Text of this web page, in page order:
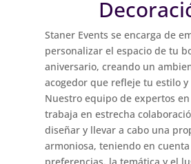
Staner Events se encarga de
personalizar el espacio de tu
aniversario, creando un
acogedor que refleje tu estilo
Nuestro equipo de expertos
trabaja en estrecha
diseñar y llevar a cabo una
armoniosa, teniendo en